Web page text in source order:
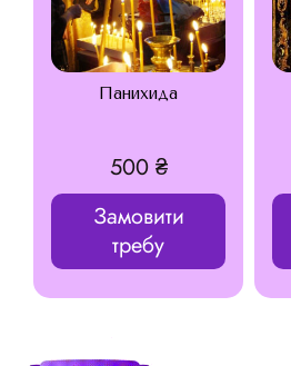
Панихида
500 ₴
Замовити
требу